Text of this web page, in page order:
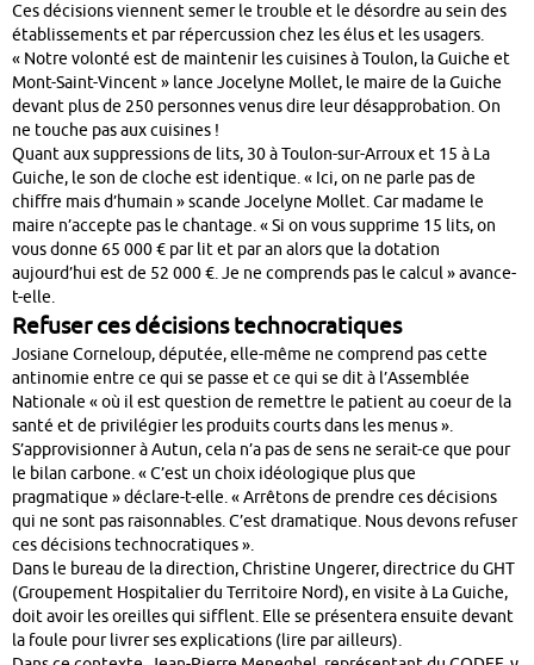
Ces décisions viennent semer le trouble et le désordre au sein des
établissements et par répercussion chez les élus et les usagers.
« Notre volonté est de maintenir les cuisines à Toulon, la Guiche et
Mont-Saint-Vincent » lance Jocelyne Mollet, le maire de la Guiche
devant plus de 250 personnes venus dire leur désapprobation. On
ne touche pas aux cuisines !
Quant aux suppressions de lits, 30 à Toulon-sur-Arroux et 15 à La
Guiche, le son de cloche est identique. « Ici, on ne parle pas de
chiffre mais d’humain » scande Jocelyne Mollet. Car madame le
maire n’accepte pas le chantage. « Si on vous supprime 15 lits, on
vous donne 65 000 € par lit et par an alors que la dotation
aujourd’hui est de 52 000 €. Je ne comprends pas le calcul » avance-
t-elle.
Refuser ces décisions technocratiques
Josiane Corneloup, députée, elle-même ne comprend pas cette
antinomie entre ce qui se passe et ce qui se dit à l’Assemblée
Nationale « où il est question de remettre le patient au coeur de la
santé et de privilégier les produits courts dans les menus ».
S’approvisionner à Autun, cela n’a pas de sens ne serait-ce que pour
le bilan carbone. « C’est un choix idéologique plus que
pragmatique » déclare-t-elle. « Arrêtons de prendre ces décisions
qui ne sont pas raisonnables. C’est dramatique. Nous devons refuser
ces décisions technocratiques ».
Dans le bureau de la direction, Christine Ungerer, directrice du GHT
(Groupement Hospitalier du Territoire Nord), en visite à La Guiche,
doit avoir les oreilles qui sifflent. Elle se présentera ensuite devant
la foule pour livrer ses explications (lire par ailleurs).